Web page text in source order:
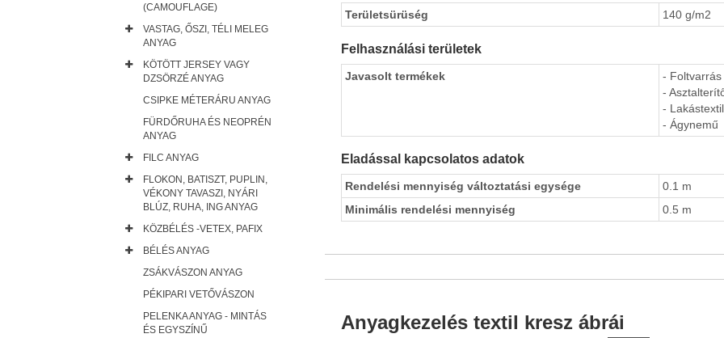
Területsürüség 140 g/m2
Felhasználási területek
Javasolt termékek
- Foltvarrás
-
- Lakástextil
- Ágynemű
Eladással kapcsolatos adatok
Rendelési mennyiség változtatási egysége
0.1 m
Minimális rendelési mennyiség
0.5 m
Anyagkezelés textil kresz ábrái
(CAMOUFLAGE)
VASTAG, ŐSZI, TÉLI MELEG
ANYAG
KÖTÖTT JERSEY VAGY
DZSÖRZÉ ANYAG
CSIPKE MÉTERÁRU ANYAG
FÜRDŐRUHA ÉS NEOPRÉN
ANYAG
FILC ANYAG
FLOKON, BATISZT, PUPLIN,
VÉKONY TAVASZI, NYÁRI
BLÚZ, RUHA, ING ANYAG
KÖZBÉLÉS -VETEX, PAFIX
BÉLÉS ANYAG
ZSÁKVÁSZON ANYAG
PÉKIPARI VETŐVÁSZON
PELENKA ANYAG - MINTÁS
ÉS EGYSZÍNŰ